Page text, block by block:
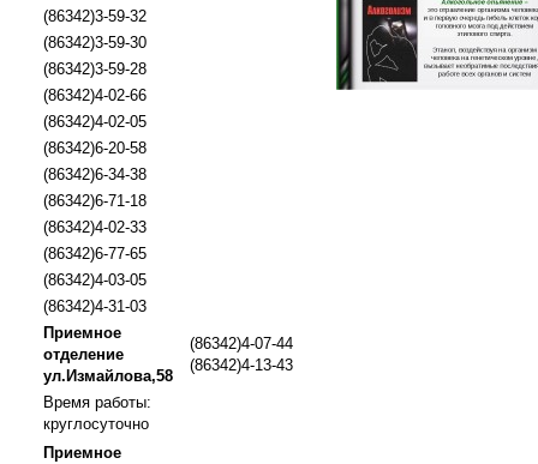
(86342)3-59-32
(86342)3-59-30
(86342)3-59-28
(86342)4-02-66
(86342)4-02-05
(86342)6-20-58
(86342)6-34-38
(86342)6-71-18
(86342)4-02-33
(86342)6-77-65
(86342)4-03-05
(86342)4-31-03
Приемное
отделение
ул.Измайлова,58
(86342)4-07-44
(86342)4-13-43
Время работы:
круглосуточно
Приемное